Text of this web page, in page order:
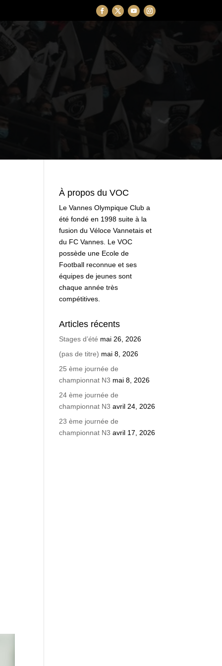
À propos du VOC
Le Vannes Olympique Club a
été fondé en 1998 suite à la
fusion du Véloce Vannetais et
du FC Vannes. Le VOC
possède une Ecole de
Football reconnue et ses
équipes de jeunes sont
chaque année très
compétitives.
Articles récents
Stages d’été mai 26, 2026
(pas de titre) mai 8, 2026
25 ème journée de
championnat N3 mai 8, 2026
24 ème journée de
championnat N3 avril 24, 2026
23 ème journée de
championnat N3 avril 17, 2026